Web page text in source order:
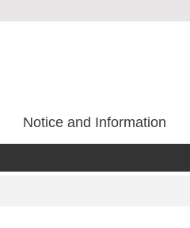
Notice and Information